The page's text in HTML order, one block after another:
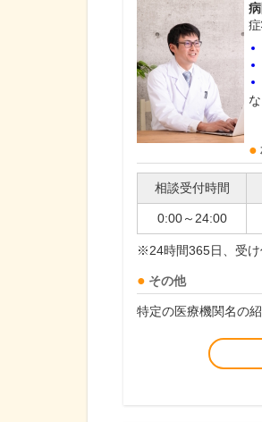
相談受付時間
0:00～24:00
※24時間365日、受け
その他
特定の医療機関名の